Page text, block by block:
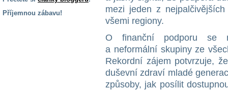
Příjemnou zábavu!
mezi jeden z
všemi regiony.
O finanční podporu se
a neformální skupiny ze
Rekordní zájem potvrzuje,
duševní zdraví mladé
způsoby, jak posílit